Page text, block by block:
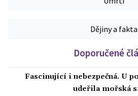
Dějiny a fakta
Doporučené
Fascinující i nebezpečná. U
udeřila mořská